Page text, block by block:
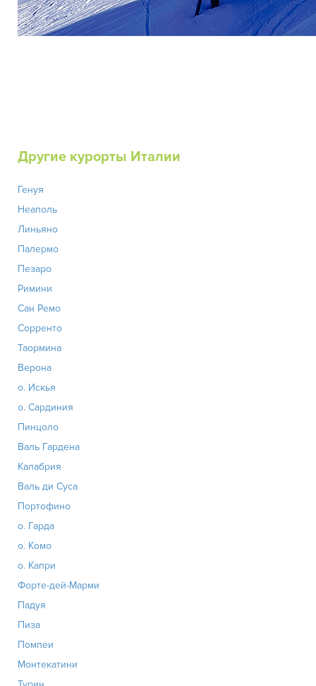
Другие курорты Италии
Генуя
Неаполь
Линьяно
Палермо
Пезаро
Римини
Сан Ремо
Сорренто
Таормина
Верона
о. Искья
о. Сардиния
Пинцоло
Валь Гардена
Калабрия
Валь ди Суса
Портофино
о. Гарда
о. Комо
о. Капри
Форте-дей-Марми
Падуя
Пиза
Помпеи
Монтекатини